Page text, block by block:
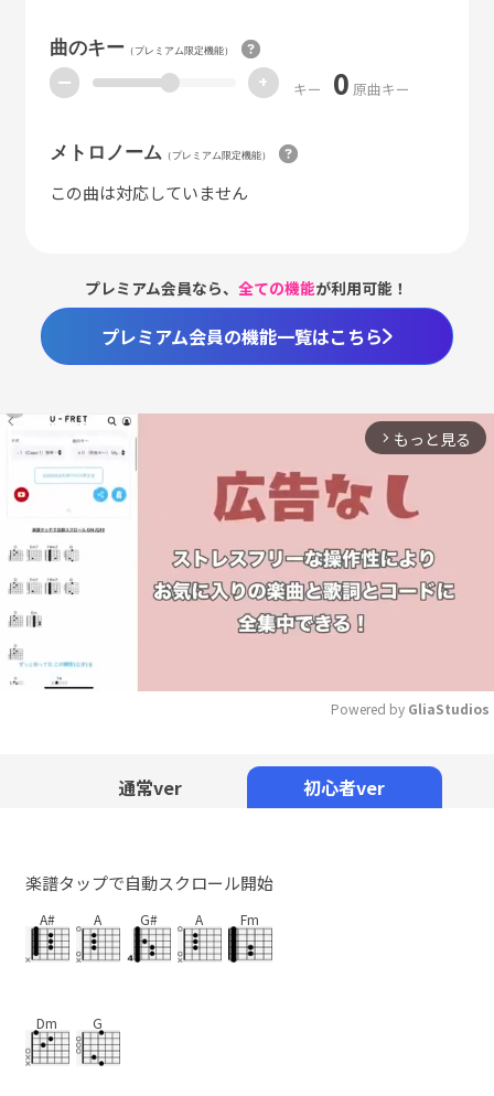
曲のキー（プレミアム限定機能）
ー + キー 0 原曲キー
メトロノーム （プレミアム限定機能）
この曲は対応していません
プレミアム会員なら、全ての機能が利用可能！
プレミアム会員の機能一覧はこちら
arrow_forward_ios もっと見る
Powered by GliaStudios
通常ver 初心者ver
楽譜タップで自動スクロール開始
A# A G# A Fm
Dm G